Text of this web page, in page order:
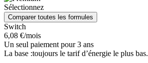
Sélectionnez
Comparer toutes les formules
Switch
6,08 €/mois
Un seul paiement pour 3 ans
La base :toujours le tarif d’énergie le plus bas.